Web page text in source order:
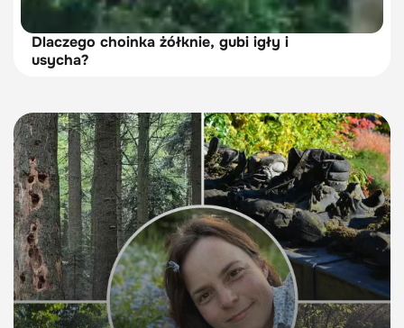
Dlaczego choinka żółknie, gubi igły i
usycha?